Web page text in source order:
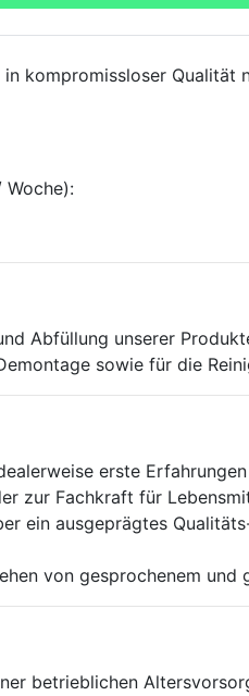
kompromissloser
Abfüllung unserer
sowie für die
erste
zur Fachkraft für
ein ausgeprägtes
von gesprochenem und
betrieblichen